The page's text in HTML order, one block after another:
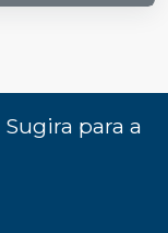
Sugira para a